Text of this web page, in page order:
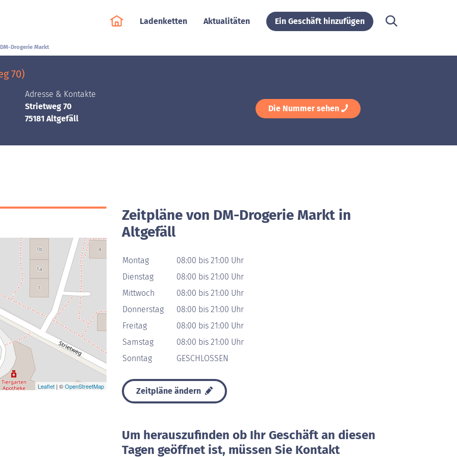
Ladenketten Aktualitäten Ein Geschäft hinzufügen
DM-Drogerie Markt
70)
Adresse & Kontakte
Strietweg 70
75181 Altgefäll
Die Nummer sehen
Leaflet | ©OpenStreetMap
Zeitpläne von DM-Drogerie Markt in
Altgefäll
Montag
08:00 bis 21:00 Uhr
Dienstag
08:00 bis 21:00 Uhr
Mittwoch
08:00 bis 21:00 Uhr
Donnerstag
08:00 bis 21:00 Uhr
Freitag
08:00 bis 21:00 Uhr
Samstag
08:00 bis 21:00 Uhr
Sonntag
GESCHLOSSEN
Zeitpläne ändern
Um herauszufinden ob Ihr Geschäft an diesen
Tagen geöffnet ist, müssen Sie Kontakt